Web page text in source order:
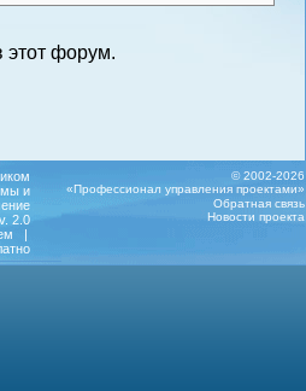
этот форум.
и
2.0
|
© 2002-2026
«Профессионал управления проектами»
Обратная связь
Новости проекта